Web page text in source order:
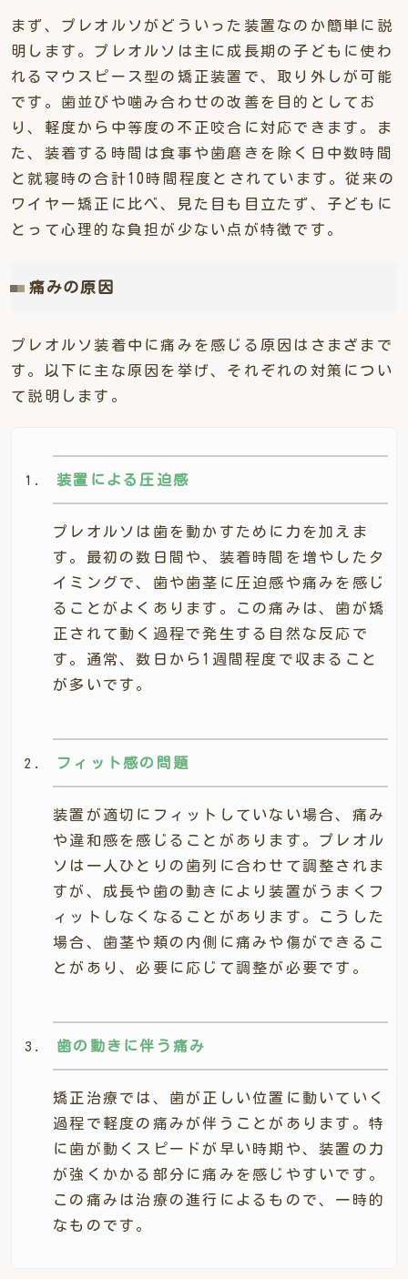
まず、プレオルソがどういった装置なのか簡単に説
明します。プレオルソは主に成長期の子どもに使わ
れるマウスピース型の矯正装置で、取り外しが可能
です。歯並びや噛み合わせの改善を目的としてお
り、軽度から中等度の不正咬合に対応できます。ま
た、装着する時間は食事や歯磨きを除く日中数時間
と就寝時の合計10時間程度とされています。従来の
ワイヤー矯正に比べ、見た目も目立たず、子どもに
とって心理的な負担が少ない点が特徴です。
痛みの原因
プレオルソ装着中に痛みを感じる原因はさまざまで
す。以下に主な原因を挙げ、それぞれの対策につい
て説明します。
装置による圧迫感
プレオルソは歯を動かすために力を加えま
す。最初の数日間や、装着時間を増やしたタ
イミングで、歯や歯茎に圧迫感や痛みを感じ
ることがよくあります。この痛みは、歯が矯
正されて動く過程で発生する自然な反応で
す。通常、数日から1週間程度で収まること
が多いです。
フィット感の問題
装置が適切にフィットしていない場合、痛み
や違和感を感じることがあります。プレオル
ソは一人ひとりの歯列に合わせて調整されま
すが、成長や歯の動きにより装置がうまくフ
ィットしなくなることがあります。こうした
場合、歯茎や頬の内側に痛みや傷ができるこ
とがあり、必要に応じて調整が必要です。
歯の動きに伴う痛み
矯正治療では、歯が正しい位置に動いていく
過程で軽度の痛みが伴うことがあります。特
に歯が動くスピードが早い時期や、装置の力
が強くかかる部分に痛みを感じやすいです。
この痛みは治療の進行によるもので、一時的
なものです。